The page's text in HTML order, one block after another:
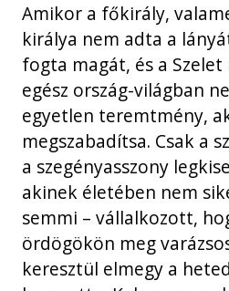
Amikor a főkirály,
királya nem adta a
fogta magát, és a
egész ország-világban
egyetlen teremtmény,
megszabadítsa. Csak a
a szegényasszony
akinek életében nem
semmi – vállalkozott,
ördögökön meg
keresztül elmegy a